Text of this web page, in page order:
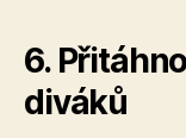
6.
diváků